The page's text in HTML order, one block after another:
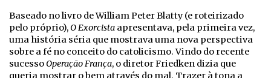
Baseado no livro de William Peter Blatty (e roteirizado
pelo próprio),O Exorcista apresentava, pela primeira vez,
uma história séria que mostrava uma nova perspectiva
sobre a fé no conceito do catolicismo. Vindo do recente
sucessoOperação França, o diretor Friedken dizia que
queria mostrar o bem através do mal. Trazer à tona a